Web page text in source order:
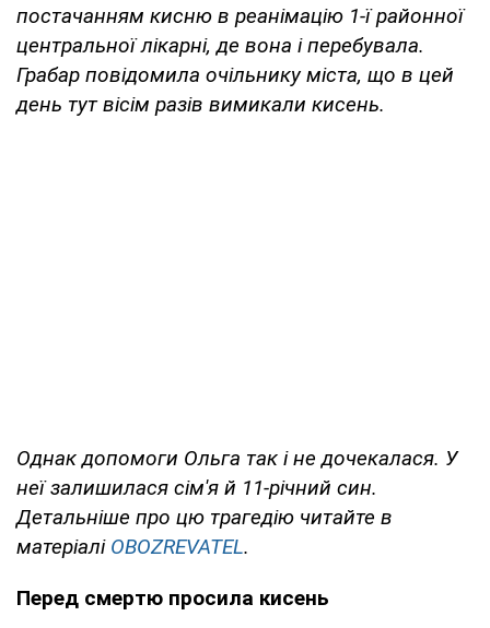
постачанням кисню в реанімацію 1-ї районної
центральної лікарні, де вона і перебувала.
Грабар повідомила очільнику міста, що в цей
день тут вісім разів вимикали кисень.
Однак допомоги Ольга так і не дочекалася. У
неї залишилася сім'я й 11-річний син.
Детальніше про цю трагедію читайте в
матеріалі OBOZREVATEL.
Перед смертю просила кисень